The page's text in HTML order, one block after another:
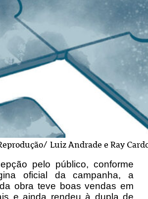
Luiz Andrade e Ray
pelo público, conforme
oficial da campanha, a
obra teve boas vendas em
e ainda rendeu à dupla de